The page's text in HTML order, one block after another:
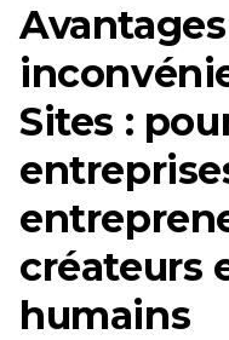
Sites :
créateurs
humains